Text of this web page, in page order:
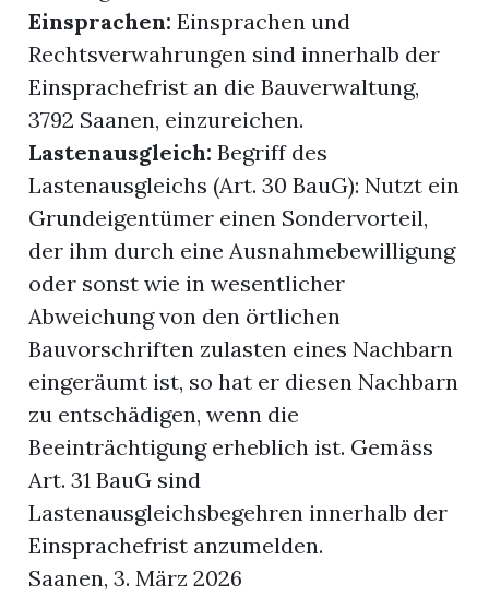
Einsprachen: Einsprachen und
Rechtsverwahrungen sind innerhalb der
Einsprachefrist an die Bauverwaltung,
3792 Saanen, einzureichen.
Lastenausgleich: Begriff des
Lastenausgleichs (Art. 30 BauG): Nutzt ein
Grundeigentümer einen Sondervorteil,
der ihm durch eine Ausnahmebewilligung
oder sonst wie in wesentlicher
Abweichung von den örtlichen
Bauvorschriften zulasten eines Nachbarn
eingeräumt ist, so hat er diesen Nachbarn
zu entschädigen, wenn die
Beeinträchtigung erheblich ist. Gemäss
Art. 31 BauG sind
Lastenausgleichsbegehren innerhalb der
Einsprachefrist anzumelden.
Saanen, 3. März 2026